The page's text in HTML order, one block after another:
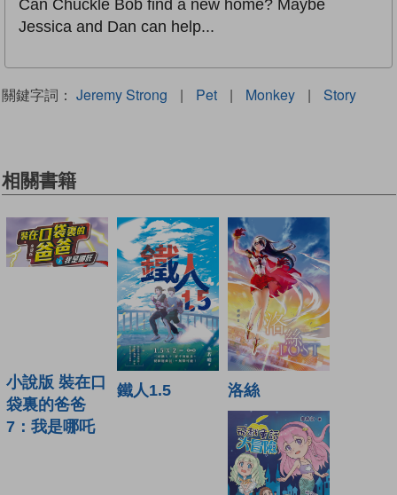
Can Chuckle Bob find a new home? Maybe
Jessica and Dan can help...
關鍵字詞： Jeremy Strong | Pet | Monkey | Story
相關書籍
小說版 裝在口
袋裏的爸爸
7：我是哪吒
鐵人1.5 洛絲